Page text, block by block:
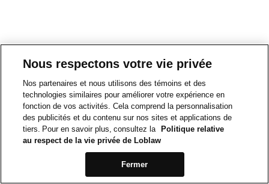
Nous respectons votre vie privée
Nos partenaires et nous utilisons des témoins et des
technologies similaires pour améliorer votre expérience en
fonction de vos activités. Cela comprend la personnalisation
des publicités et du contenu sur nos sites et applications de
tiers. Pour en savoir plus, consultez la
Politique relative
au respect de la vie privée de Loblaw
Fermer